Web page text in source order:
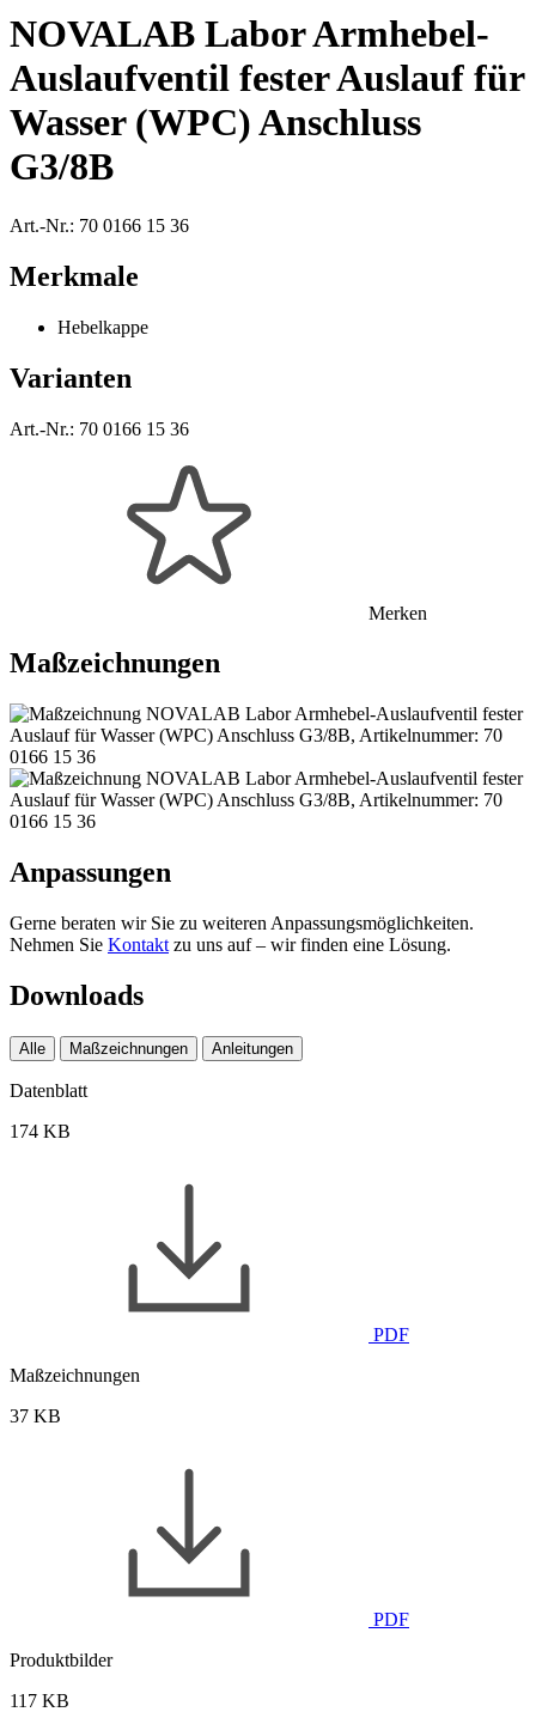
NOVALAB Labor Armhebel-
Auslaufventil fester Auslauf für
Wasser (WPC) Anschluss
G3/8B
Art.-Nr.: 70 0166 15 36
Merkmale
Hebelkappe
Varianten
Art.-Nr.: 70 0166 15 36
Merken
Maßzeichnungen
Anpassungen
Gerne beraten wir Sie zu weiteren Anpassungsmöglichkeiten.
Nehmen Sie Kontakt zu uns auf – wir finden eine Lösung.
Downloads
Alle Maßzeichnungen Anleitungen
Datenblatt
174 KB
PDF
Maßzeichnungen
37 KB
PDF
Produktbilder
117 KB